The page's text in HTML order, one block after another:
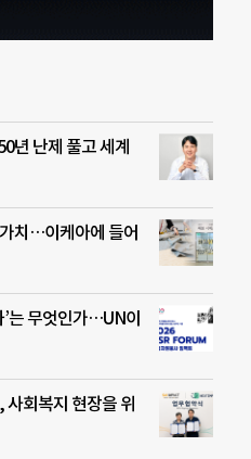
년 난제 풀고 세계
치…이케아에 들어
는 무엇인가…UN이
회복지 현장을 위